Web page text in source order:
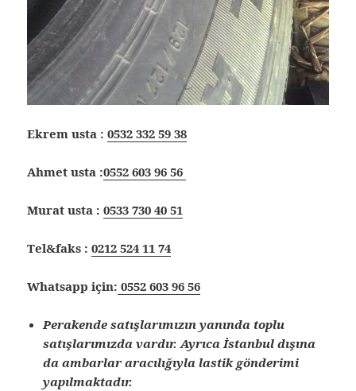
Ekrem usta :0532 332 59 38
Ahmet usta :0552 603 96 56
Murat usta :0533 730 40 51
Tel&faks :0212 524 11 74
Whatsapp için: 0552 603 96 56
Perakende satışlarımızın yanında toplu
satışlarımızda vardır. Ayrıca İstanbul dışına
da ambarlar aracılığıyla lastik gönderimi
yapılmaktadır.